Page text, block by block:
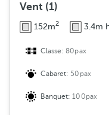
Vent (1)
152m2 3.4m
Classe:80pax
Cabaret: 50pax
Banquet:100pax